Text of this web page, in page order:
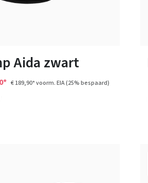
Aida zwart
€ 189,90*voorm. EIA(25% bespaard)